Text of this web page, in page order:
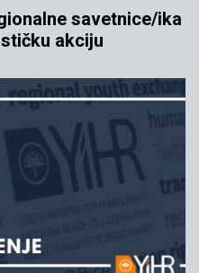
savetnice/ika
akciju